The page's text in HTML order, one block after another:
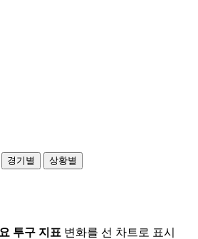
경기별 상황별
투구 지표 변화를 선 차트로 표시